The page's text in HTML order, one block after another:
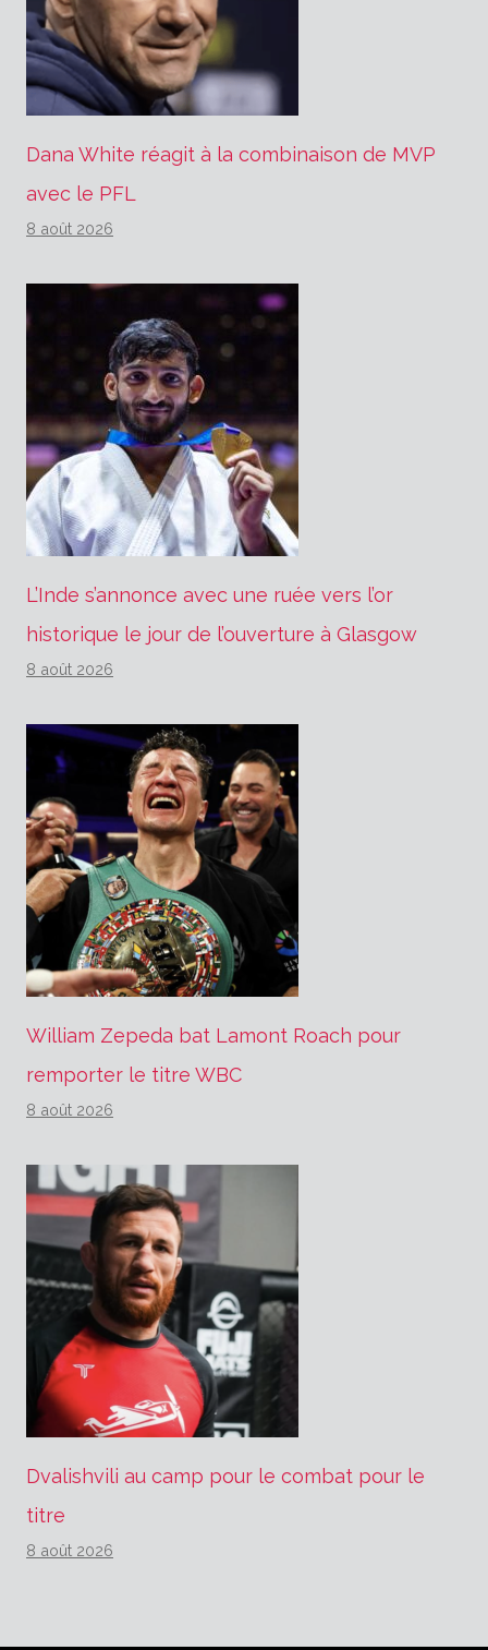
Dana White réagit à la combinaison de MVP
avec le PFL
8 août 2026
L’Inde s’annonce avec une ruée vers l’or
historique le jour de l’ouverture à Glasgow
8 août 2026
William Zepeda bat Lamont Roach pour
remporter le titre WBC
8 août 2026
Dvalishvili au camp pour le combat pour le
titre
8 août 2026